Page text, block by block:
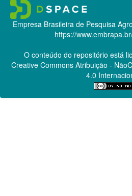
Empresa Brasileira de Pesquisa
https://
O conteúdo do repositório está
Creative CommonsAtribuição -
4.0